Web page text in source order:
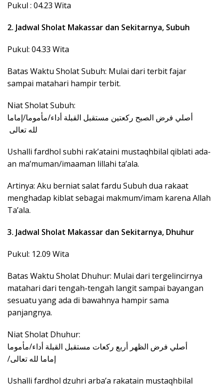
Pukul : 04.23 Wita
2. Jadwal Sholat Makassar dan Sekitarnya, Subuh
Pukul: 04.33 Wita
Batas Waktu Sholat Subuh: Mulai dari terbit fajar
sampai matahari hampir terbit.
Niat Sholat Subuh:
‎أصلي فرض الصبح ركعتين مستقبل القبلة أداء/مأموما/إماما
‎ لله تعالى
Ushalli fardhol subhi rak’ataini mustaqhbilal qiblati ada-
an ma’muman/imaaman lillahi ta’ala.
Artinya: Aku berniat salat fardu Subuh dua rakaat
menghadap kiblat sebagai makmum/imam karena Allah
Ta’ala.
3. Jadwal Sholat Makassar dan Sekitarnya, Dhuhur
Pukul: 12.09 Wita
Batas Waktu Sholat Dhuhur: Mulai dari tergelincirnya
matahari dari tengah-tengah langit sampai bayangan
sesuatu yang ada di bawahnya hampir sama
panjangnya.
Niat Sholat Dhuhur:
‎أصلي فرض الظهر أربع ركعات مستقبل القبلة أداء/مأموما
‎/إماما لله تعالى
Ushalli fardhol dzuhri arba’a rakatain mustaqhbilal